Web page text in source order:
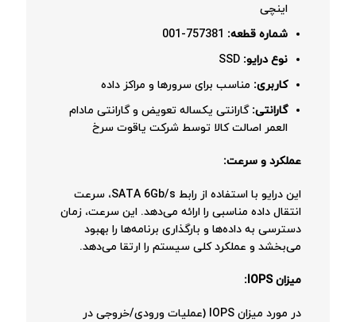
اینچی
شماره قطعه:
نوع درایو:
کاربری: مناسب برای سرورها و مراکز داده
گارانتی: گارانتی یکساله تعویض و گارانتی مادام
العمر اصالت کالا توسط شرکت یاقوت سرخ
عملکرد و سرعت:
این درایو با استفاده از رابط SATA 6Gb/s، سرعت
انتقال داده مناسبی را ارائه می‌دهد. این سرعت، زمان
دسترسی به داده‌ها و بارگذاری برنامه‌ها را بهبود
می‌بخشد و عملکرد کلی سیستم را ارتقا می‌دهد.
میزان IOPS:
در مورد میزان IOPS (عملیات ورودی/خروجی در